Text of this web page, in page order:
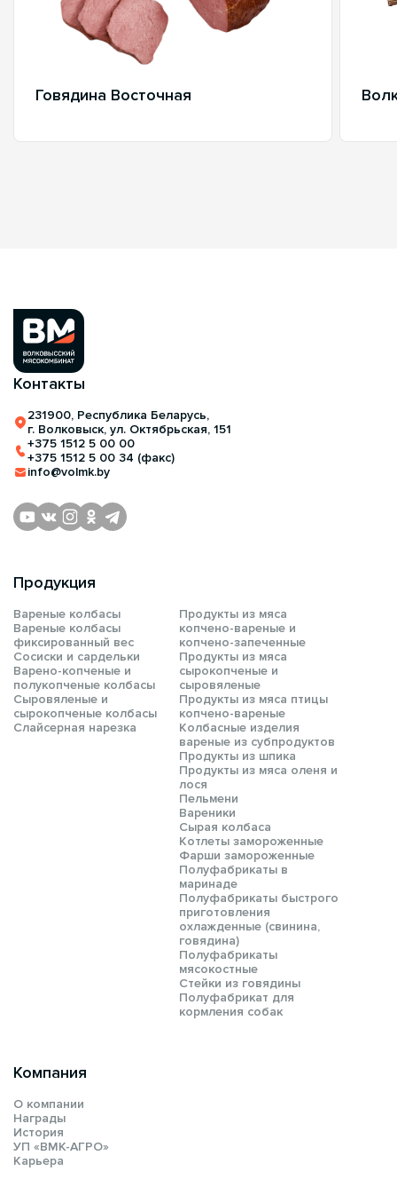
Говядина Восточная
Компания
О компании
Награды
История
УП «ВМК-АГРО»
Карьера
Продукция
Вареные колбасы
Вареные колбасы
фиксированный вес
Сосиски и сардельки
Варено-копченые и
полукопченые колбасы
Сыровяленые и
сырокопченые колбасы
Слайсерная нарезка
Продукты из мяса
копчено-вареные и
копчено-запеченные
Продукты из мяса
сырокопченые и
сыровяленые
Продукты из мяса птицы
копчено-вареные
Колбасные изделия
вареные из субпродуктов
Продукты из шпика
Продукты из мяса оленя и
лося
Пельмени
Вареники
Сырая колбаса
Котлеты замороженные
Фарши замороженные
Полуфабрикаты в
маринаде
Полуфабрикаты быстрого
приготовления
охлажденные (свинина,
говядина)
Полуфабрикаты
мясокостные
Стейки из говядины
Полуфабрикат для
кормления собак
Контакты
231900, Республика Беларусь,
г. Волковыск, ул. Октябрьская, 151
+375 1512 5 00 00
+375 1512 5 00 34 (факс)
info@volmk.by